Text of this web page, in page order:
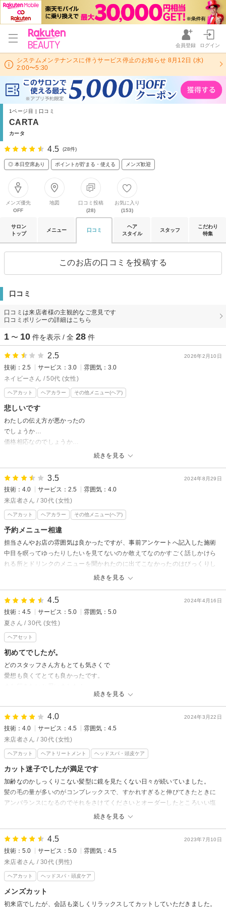
会員登録 ログイン
システムメンテナンスに伴うサービス停止のお知らせ 8月12日 (水)
2:00〜5:30
1ページ目 | 口コミ
CARTA
カータ
4.5 (28件)
◎ 本日空席あり ポイントが貯まる・使える メンズ歓迎
メンズ優先
OFF
地図
口コミ投稿
(28)
お気に入り
(153)
サロン
トップ
メニュー 口コミ
ヘア
スタイル
スタッフ
こだわり
特集
このお店の口コミを投稿する
口コミ
口コミは来店者様の主観的なご意見です
口コミポリシーの詳細はこちら
1 〜 10 件を表示 / 全 28 件
2026年2月10日
2.5
技術：2.5 サービス：3.0
雰囲気：3.0
ネイビーさん / 50代 (女性)
ヘアカット ヘアカラー その他メニュー(ヘア)
悲しいです
続きを見る
わたしの伝え方が悪かったの
でしょうか…
価格相応なのでしょうか…
スカスカになり落ち込んでいます。
CARTAからの返信
スタイルに添えず悲しい思いをさせてしまい大変申し訳ございません。
二度と同じ事がないように改めて、カウンセリング強化と技術向上に努め
てまいります。
この度は貴重なご意見を頂きありがとうございます。
2024年8月29日
3.5
技術：4.0 サービス：2.5
雰囲気：4.0
来店者さん / 30代 (女性)
ヘアカット ヘアカラー その他メニュー(ヘア)
予約メニュー相違
続きを見る
担当さんやお店の雰囲気は良かったですが、事前アンケートへ記入した施術
中目を瞑ってゆったりしたいを見てないのか敢えてなのかすごく話しかけら
れる所とドリンクのメニューを聞かれたのに出てこなかったのはびっくりし
のままになっているのも不思議です。
2024年4月16日
4.5
技術：4.5 サービス：5.0
雰囲気：5.0
夏さん / 30代 (女性)
ヘアセット
初めてでしたが。
続きを見る
どのスタッフさん方もとても気さくで
愛想も良くてとても良かったです。
2024年3月22日
4.0
技術：4.0 サービス：4.5
雰囲気：4.5
来店者さん / 30代 (女性)
ヘアカット ヘアトリートメント ヘッドスパ・頭皮ケア
カット迷子でしたが満足です
続きを見る
加齢なのかしっくりこない髪型に鏡を見たくない日々が続いていました。
髪の毛の量が多いのがコンプレックスで、すかれすぎると伸びてきたときに
アンバランスになるのでそれをさけてくださいとオーダーしたところいい塩
梅に切ってくださり、またセットもしやすく満足しています。
2023年7月10日
4.5
技術：5.0 サービス：5.0
雰囲気：4.5
来店者さん / 30代 (男性)
ヘアカット ヘッドスパ・頭皮ケア
メンズカット
初来店でしたが、会話も楽しくリラックスしてカットしていただきました。